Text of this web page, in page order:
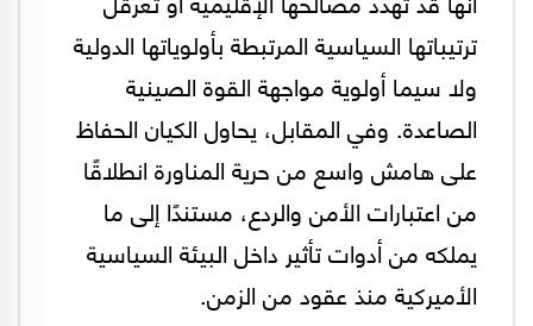
ترتيباتها السياسية المرتبطة بأولوياتها الدولية
ولا سيما أولوية مواجهة القوة الصينية
الصاعدة. وفي المقابل، يحاول الكيان الحفاظ
على هامش واسع من حرية المناورة انطلاقًا
من اعتبارات الأمن والردع، مستندًا إلى ما
يملكه من أدوات تأثير داخل البيئة السياسية
الأميركية منذ عقود من الزمن.